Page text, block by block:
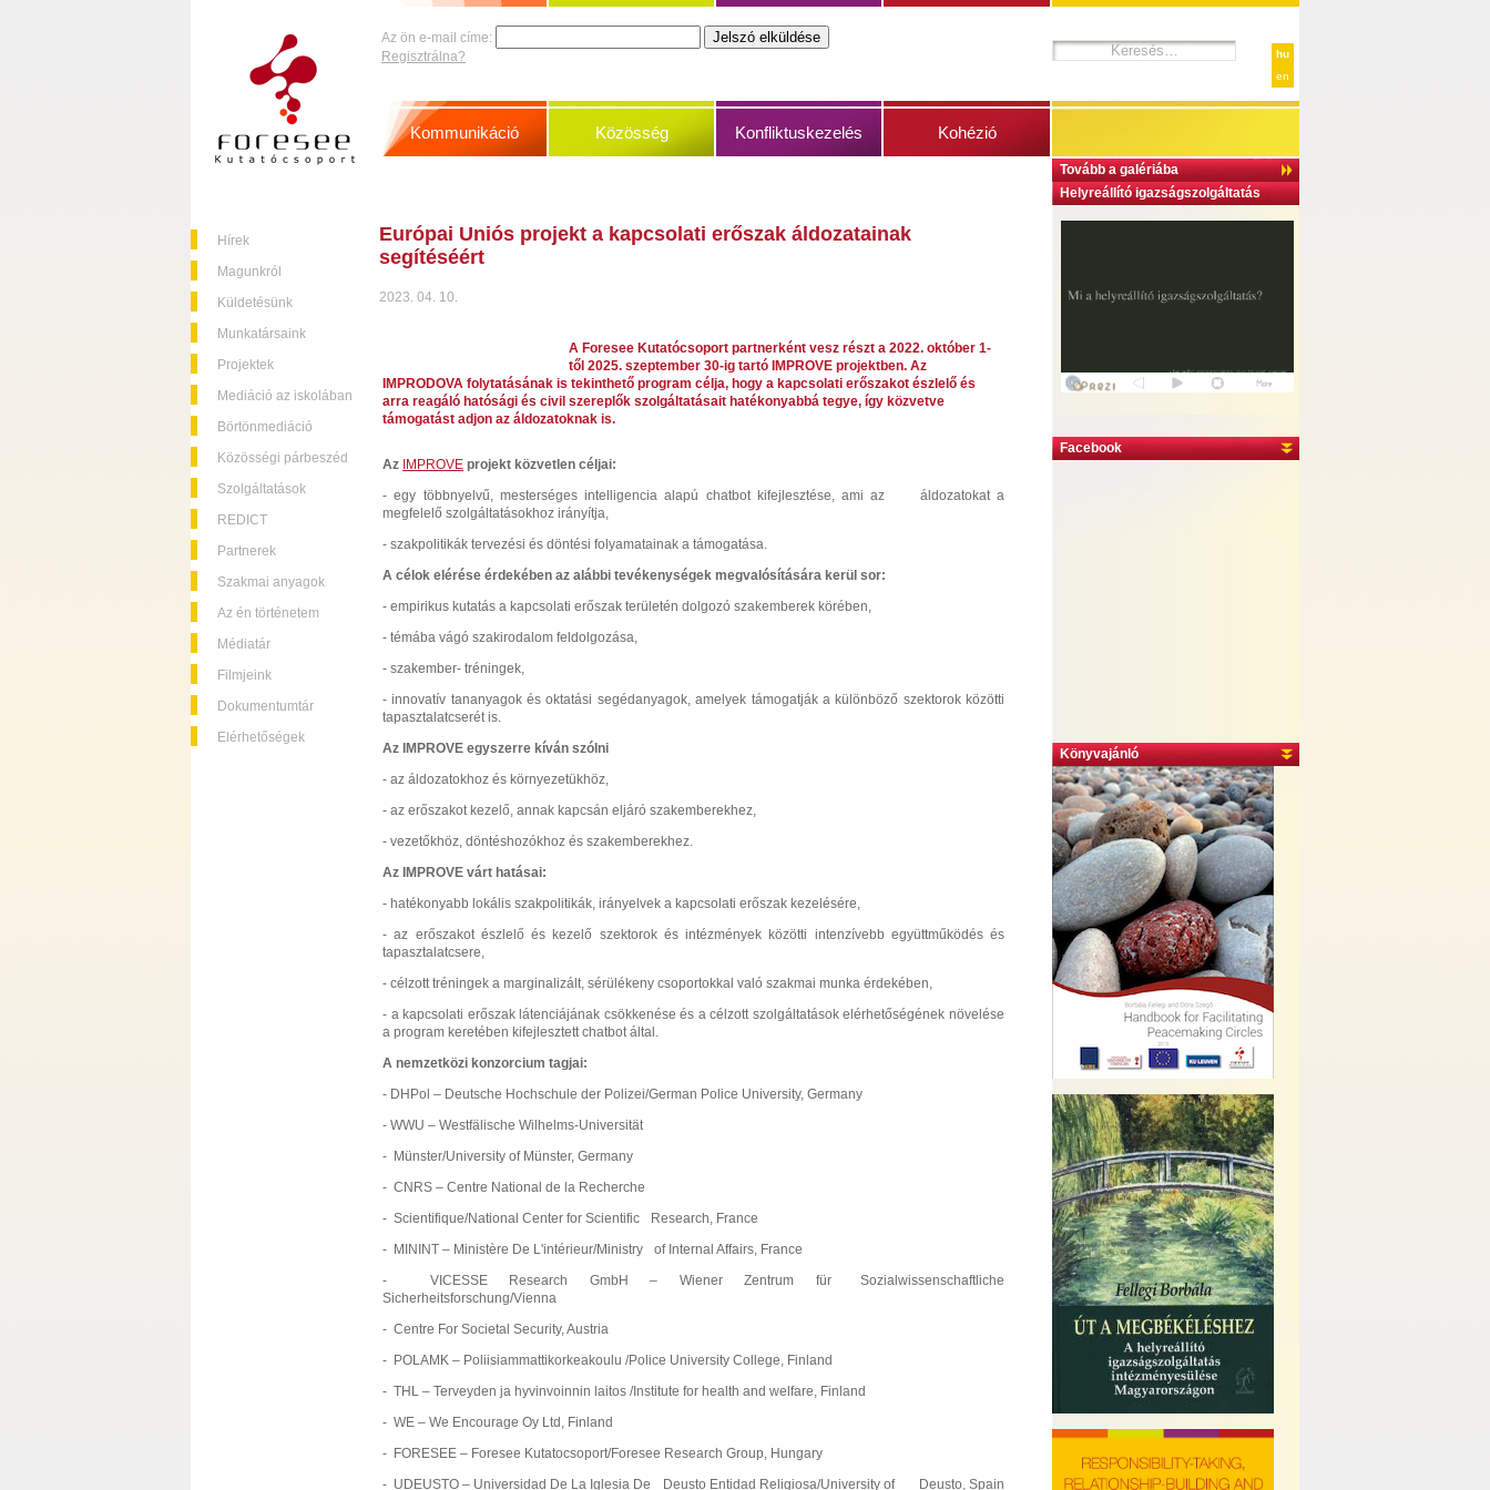
Hírek
Magunkról
Küldetésünk
Munkatársaink
Projektek
Mediáció az iskolában
Börtönmediáció
Közösségi párbeszéd
Szolgáltatások
REDICT
Partnerek
Szakmai anyagok
Az én történetem
Médiatár
Filmjeink
Dokumentumtár
Elérhetőségek
hu
en
Tovább a galériába
Helyreállító igazságszolgáltatás
Facebook
Könyvajánló
Az ön e-mail címe:
Regisztrálna?
Kommunikáció Közösség Konfliktuskezelés Kohézió
Európai Uniós projekt a kapcsolati erőszak áldozatainak
segítéséért
2023. 04. 10.
A Foresee Kutatócsoport partnerként vesz részt a 2022. október 1-
től 2025. szeptember 30-ig tartó IMPROVE projektben. Az
IMPRODOVA folytatásának is tekinthető program célja, hogy a kapcsolati erőszakot észlelő és
arra reagáló hatósági és civil szereplők szolgáltatásait hatékonyabbá tegye, így közvetve
támogatást adjon az áldozatoknak is.
Az IMPROVE projekt közvetlen céljai:
- egy többnyelvű, mesterséges intelligenciaalapú chatbot kifejlesztése, ami az áldozatokat a
megfelelő szolgáltatásokhoz irányítja,
- szakpolitikák tervezési és döntési folyamatainak a támogatása.
A célok elérése érdekében az alábbi tevékenységek megvalósítására kerül sor:
- empirikus kutatás a kapcsolati erőszak területén dolgozó szakemberek körében,
- témába vágó szakirodalom feldolgozása,
- szakember- tréningek,
- innovatív tananyagok és oktatási segédanyagok, amelyek támogatják a különböző szektorok közötti
tapasztalatcserét is.
Az IMPROVE egyszerre kíván szólni
- az áldozatokhoz és környezetükhöz,
- az erőszakot kezelő, annak kapcsán eljáró szakemberekhez,
- vezetőkhöz, döntéshozókhoz és szakemberekhez.
Az IMPROVE várt hatásai:
- hatékonyabb lokális szakpolitikák, irányelvek a kapcsolati erőszak kezelésére,
- az erőszakot észlelő és kezelő szektorok és intézmények közötti intenzívebb együttműködés és
tapasztalatcsere,
- célzott tréningek a marginalizált, sérülékeny csoportokkal való szakmai munka érdekében,
- a kapcsolati erőszak látenciájának csökkenéseés a célzott szolgáltatások elérhetőségének növelése
a program keretében kifejlesztett chatbot által.
A nemzetközi konzorcium tagjai:
- DHPol – Deutsche Hochschule der Polizei/German Police University, Germany
- WWU – Westfälische Wilhelms-Universität
- Münster/University of Münster, Germany
- CNRS – Centre National de la Recherche
- Scientifique/National Center for Scientific
Research, France
- MININT – Ministère De L'intérieur/Ministry
of Internal Affairs, France
- VICESSE Research GmbH – Wiener Zentrum für
Sozialwissenschaftliche
Sicherheitsforschung/Vienna
- Centre For Societal Security, Austria
- POLAMK – Poliisiammattikorkeakoulu /Police University College, Finland
- THL – Terveyden ja hyvinvoinnin laitos /Institute for health and welfare, Finland
- WE – We Encourage Oy Ltd, Finland
- FORESEE – Foresee Kutatocsoport/Foresee Research Group, Hungary
- UDEUSTO – Universidad De La Iglesia De
Deusto Entidad Religiosa/University of Deusto, Spain